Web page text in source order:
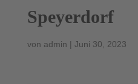
Speyerdorf
von admin | Juni 30, 2023